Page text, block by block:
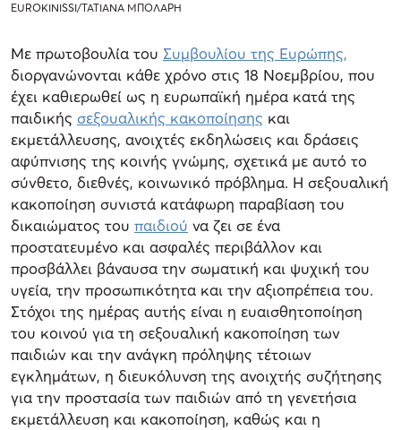
EUROKINISSI/ΤΑΤΙΑΝΑ ΜΠΟΛΑΡΗ
Με πρωτοβουλία του Συμβουλίου της Ευρώπης,
διοργανώνονται κάθε χρόνο στις 18 Νοεμβρίου, που
έχει καθιερωθεί ως η ευρωπαϊκή ημέρα κατά της
παιδικής σεξουαλικής κακοποίησης και
εκμετάλλευσης, ανοιχτές εκδηλώσεις και δράσεις
αφύπνισης της κοινής γνώμης, σχετικά με αυτό το
σύνθετο, διεθνές, κοινωνικό πρόβλημα. Η σεξουαλική
κακοποίηση συνιστά κατάφωρη παραβίαση του
δικαιώματος του παιδιού να ζει σε ένα
προστατευμένο και ασφαλές περιβάλλον και
προσβάλλει βάναυσα την σωματική και ψυχική του
υγεία, την προσωπικότητα και την αξιοπρέπεια του.
Στόχοι της ημέρας αυτής είναι η ευαισθητοποίηση
του κοινού για τη σεξουαλική κακοποίηση των
παιδιών και την ανάγκη πρόληψης τέτοιων
εγκλημάτων, η διευκόλυνση της ανοιχτής συζήτησης
για την προστασία των παιδιών από τη γενετήσια
εκμετάλλευση και κακοποίηση, καθώς και η